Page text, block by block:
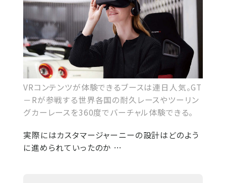
VRコンテンツが体験できるブースは連日人気。GT
－Rが参戦する世界各国の耐久レースやツーリン
グカーレースを360度でバーチャル体験できる。
実際にはカスタマージャーニーの設計はどのよう
に進められていったのか …